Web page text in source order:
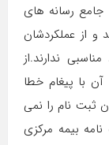
جامع رسانه های
از عملکردشان
ندارند.از
با پیغام خطا
ثبت نام را نمی
نامه بیمه مرکزی